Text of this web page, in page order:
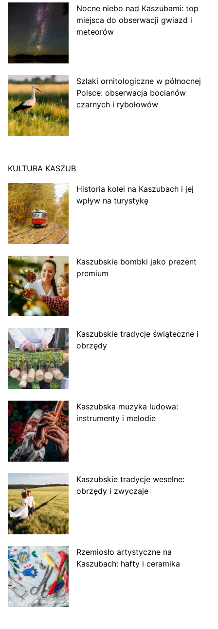
Nocne niebo nad Kaszubami: top
miejsca do obserwacji gwiazd i
meteorów
Szlaki ornitologiczne w północnej
Polsce: obserwacja bocianów
czarnych i rybołowów
KULTURA KASZUB
Historia kolei na Kaszubach i jej
wpływ na turystykę
Kaszubskie bombki jako prezent
premium
Kaszubskie tradycje świąteczne i
obrzędy
Kaszubska muzyka ludowa:
instrumenty i melodie
Kaszubskie tradycje weselne:
obrzędy i zwyczaje
Rzemiosło artystyczne na
Kaszubach: hafty i ceramika